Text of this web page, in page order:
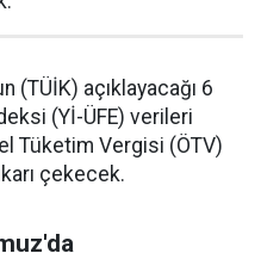
açıklayacağı 6
(Yİ-ÜFE) verileri
Tüketim Vergisi (ÖTV)
çekecek.